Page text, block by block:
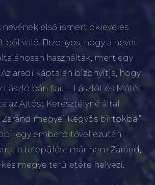
első ismert okleveles
ból való. Bizonyos, hogy a nevet
használták, mert egy
aradi káptalan bizonyítja, hogy
bán fiait – Lászlót és Mátét
az Ajtóst Keresztélyné által
megyei Kégyós birtokba.”
egy emberöltővel ezután
a települést már nem Zaránd,
megye területére helyezi.